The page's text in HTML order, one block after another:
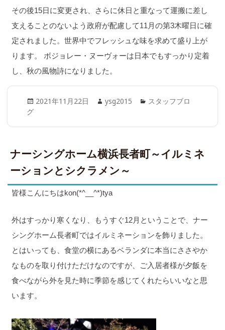
その後15日に変更され、さらに休日と重なって運搬に差し
支えることのないよう政府が配慮して11月の第3木曜日に確
定されました。世界中でフレッシュな味を求めて盛り上が
ります。 ボジョレー・ヌーヴォーは日本でもすっかり定着
し、秋の風物詩になりました。
Posted
2021年11月22日 Author
ysg2015 Categories
スタッフブロ
グ
ナーシングホーム横浜長者町～イルミネ
ーションとシクラメン～
皆様こんにちはkon(*^__^*)tya
外はすっかり寒くなり、もうすぐ12月ということで、ナー
シングホーム長者町ではイルミネーションを飾りました。
とはいっても、食堂の横にあるベランダに本当にささやか
なものを取り付けただけなのですが、ご入居者様が夕飯を
食べながら外を見た時に季節を感じてくれたらいいなと思
います。